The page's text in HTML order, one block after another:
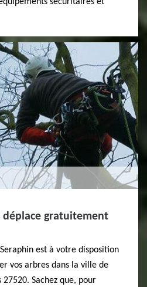
déplace gratuitement
est à votre disposition
vos arbres dans la ville de
27520. Sachez que, pour